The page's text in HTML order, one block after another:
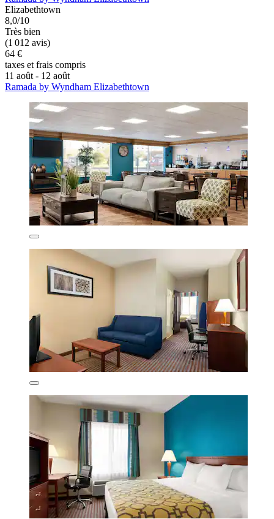
Elizabethtown
8,0/10
Très bien
(1 012 avis)
64 €
taxes et frais compris
11 août - 12 août
Ramada by Wyndham Elizabethtown